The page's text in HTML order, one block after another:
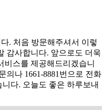
. 처음 방문해주셔서 이렇
감사합니다. 앞으로도 더욱
비스를 제공해드리겠습니
의나 1661-8881번으로 전화
다. 오늘도 좋은 하루보내